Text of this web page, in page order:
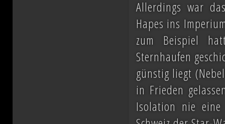
Allerdings war
Hapes ins
zum Beispiel
Sternhaufen
günstig liegt
in Frieden
Isolation nie